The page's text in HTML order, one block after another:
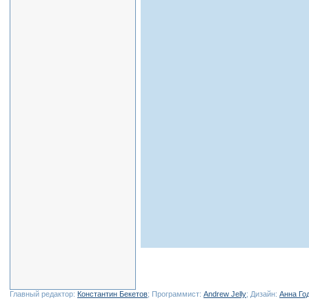
Главный редактор: Константин Бекетов; Программист: Andrew Jelly; Дизайн: Анна